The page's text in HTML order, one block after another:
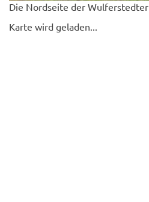
Die Nordseite der
Karte wird geladen...